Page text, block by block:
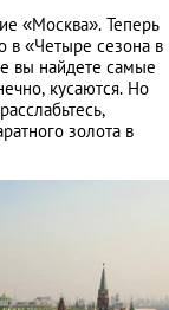
«Москва». Теперь
в «Четыре сезона в
вы найдете самые
кусаются. Но
золота в